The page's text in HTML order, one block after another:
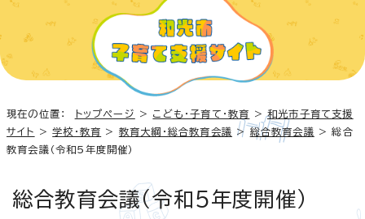
現在の位置： トップページ > こども・子育て・教育 >和光市子育て支援
サイト
>学校・教育 > 教育大綱・総合教育会議 > 総合教育会議 > 総合
教育会議（令和5年度開催）
総合教育会議（令和5年度開催）